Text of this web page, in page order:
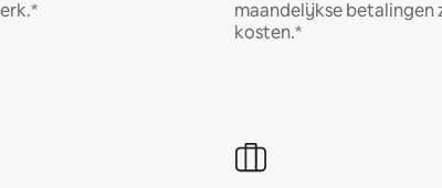
maandelijkse betalingen
kosten.*